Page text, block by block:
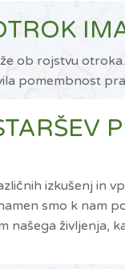
ob rojstvu
pomembnost
izkušenj in
smo k nam
življenja,